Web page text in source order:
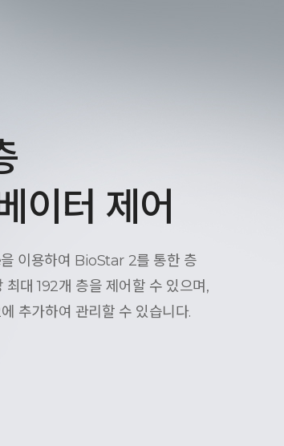
이터 제어
이용하여 BioStar 2를 통한 층
대 192개 층을 제어할 수 있으며,
추가하여 관리할 수 있습니다.